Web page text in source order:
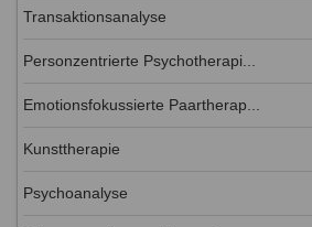
Transaktionsanalyse
Personzentrierte Psychotherapi...
Emotionsfokussierte Paartherap...
Kunsttherapie
Psychoanalyse